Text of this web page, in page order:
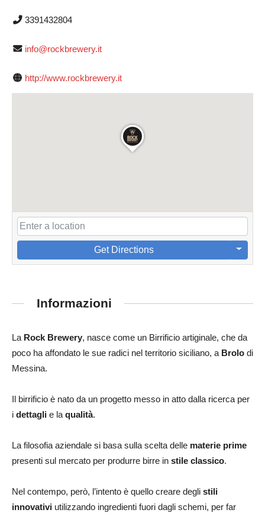
3391432804
info@rockbrewery.it
http://www.rockbrewery.it
Get Directions
Informazioni
La Rock Brewery, nasce come un Birrificio artiginale, che da
poco ha affondato le sue radici nel territorio siciliano, a Brolo di
Messina.
Il birrificio è nato da un progetto messo in atto dalla ricerca per
i dettagli e la qualità.
La filosofia aziendale si basa sulla scelta delle materie prime
presenti sul mercato per produrre birre in stile classico.
Nel contempo, però, l’intento è quello creare degli stili
innovativi utilizzando ingredienti fuori dagli schemi, per far